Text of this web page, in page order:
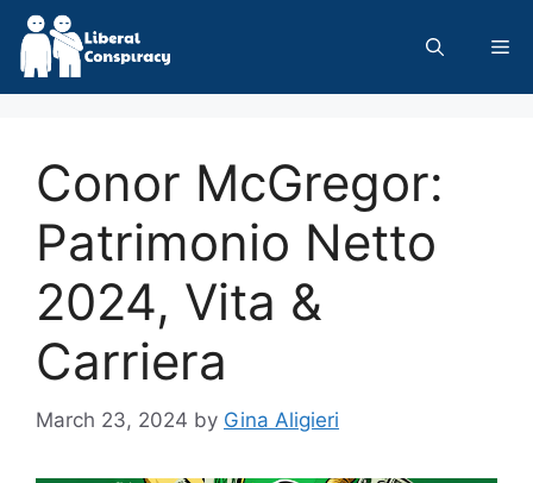
Skip
content
Conor McGregor:
Patrimonio Netto
2024, Vita &
Carriera
March 23, 2024 by Gina Aligieri